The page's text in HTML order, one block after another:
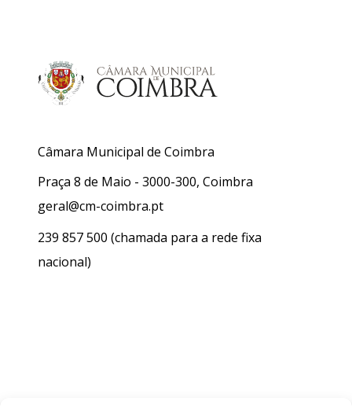
Câmara Municipal de Coimbra
Praça 8 de Maio - 3000-300, Coimbra
geral@cm-coimbra.pt
239 857 500 (chamada para a rede fixa
nacional)